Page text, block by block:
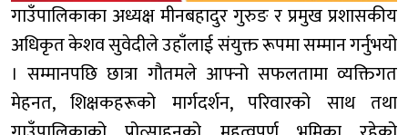
गाउँपालिकाका अध्यक्ष मीनबहादुर गुरुङ र प्रमुख प्रशासकीय
अधिकृत केशव सुवेदीले उहाँलाई संयुक्त रूपमा सम्मान गर्नुभयो
। सम्मानपछि छात्रा गौतमले आफ्नो सफलतामा व्यक्तिगत
मेहनत, शिक्षकहरूको मार्गदर्शन, परिवारको साथ तथा